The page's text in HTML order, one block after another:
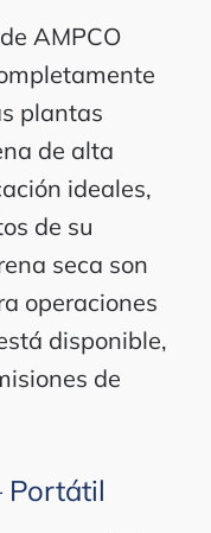
AMPCO
plantas
de alta
ideales,
de su
seca son
operaciones
disponible,
de
Portátil